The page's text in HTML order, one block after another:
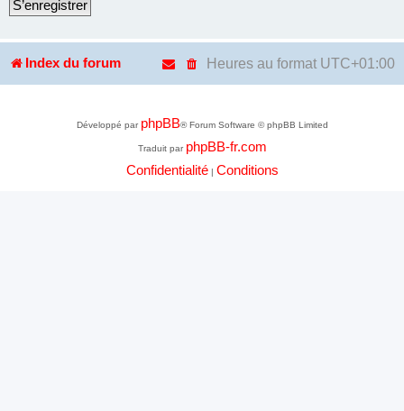
S’enregistrer
Index du forum Heures au format UTC+01:00
Développé par phpBB® Forum Software © phpBB Limited
Traduit par phpBB-fr.com
Confidentialité| Conditions